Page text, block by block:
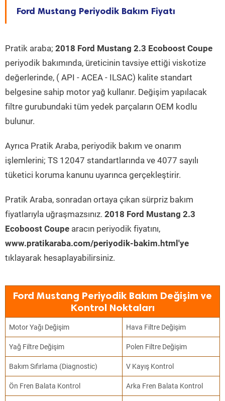
Ford Mustang Periyodik Bakım Fiyatı
Pratik araba; 2018 Ford Mustang 2.3 Ecoboost Coupe
periyodik bakımında, üreticinin tavsiye ettiği viskotize
değerlerinde, ( API - ACEA - ILSAC) kalite standart
belgesine sahip motor yağ kullanır. Değişim yapılacak
filtre gurubundaki tüm yedek parçaların OEM kodlu
bulunur.
Ayrıca Pratik Araba, periyodik bakım ve onarım
işlemlerini; TS 12047 standartlarında ve 4077 sayılı
tüketici koruma kanunu uyarınca gerçekleştirir.
Pratik Araba, sonradan ortaya çıkan sürpriz bakım
fiyatlarıyla uğraşmazsınız. 2018 Ford Mustang 2.3
Ecoboost Coupe aracın periyodik fiyatını,
www.pratikaraba.com/periyodik-bakim.html'ye
tıklayarak hesaplayabilirsiniz.
Ford Mustang Periyodik Bakım Değişim ve
Kontrol Noktaları
Motor Yağı Değişim Hava Filtre Değişim
Yağ Filtre Değişim Polen Filtre Değişim
Bakım Sıfırlama (Diagnostic) V Kayış Kontrol
Ön Fren Balata Kontrol Arka Fren Balata Kontrol